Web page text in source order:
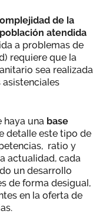
de la
atendida
a problemas de
requiere que la
sea realizada
haya una base
detalle este tipo de
ratio y
actualidad, cada
un desarrollo
de forma desigual,
en la oferta de